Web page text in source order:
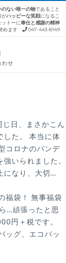
のない唯一の物であること
がハッピーな笑顔になるこ
ットーに奉仕と感謝の精神
めます
047-443-8149
わせ
日、まさかこん
した。 本当に体
コロナのパンデ
いられました。
になり、大切…
福袋！ 無事福袋
…頑張ったと思
円＋税です。
ッグ、エコバッ